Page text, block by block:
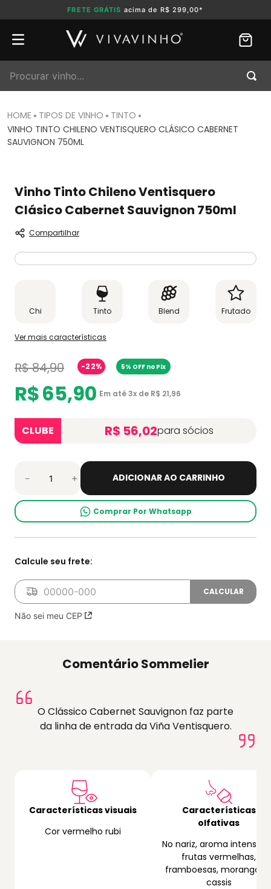
FRETE GRÁTIS acima de R$ 299,00*
TIPOS DE VINHO
TINTO
VINHO TINTO CHILENO VENTISQUERO CLÁSICO CABERNET
SAUVIGNON 750ML
Vinho Tinto Chileno Ventisquero
Clásico Cabernet Sauvignon 750ml
Compartilhar
Chi Tinto Blend Frutado
Ver mais características
R$84,90 -22% 5% OFF no Pix
R$65,90 Em até3x de R$ 21,96
CLUBE R$ 56,02para sócios
＋
－ ADICIONAR AO CARRINHO
Comprar Por Whatsapp
Não sei meu CEP
Comentário Sommelier
O Clássico Cabernet Sauvignon faz parte
da linha de entrada da Viña Ventisquero.
Características visuais
Cor vermelho rubi
Características
olfativas
No nariz, aroma intenso
frutas vermelhas,
framboesas, morangos
cassis